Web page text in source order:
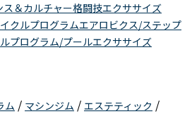
ス＆カルチャー格闘技エクササイズ
クルプログラムエアロビクス/ステップ
プログラム/プールエクササイズ
ム / マシンジム / エステティック /